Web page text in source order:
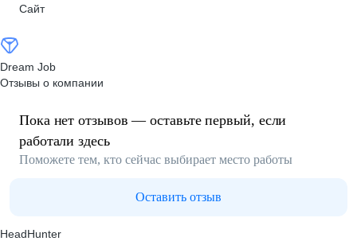
Сайт
Dream Job
Отзывы о компании
Пока нет отзывов — оставьте первый, если
работали здесь
Поможете тем, кто сейчас выбирает место работы
Оставить отзыв
HeadHunter